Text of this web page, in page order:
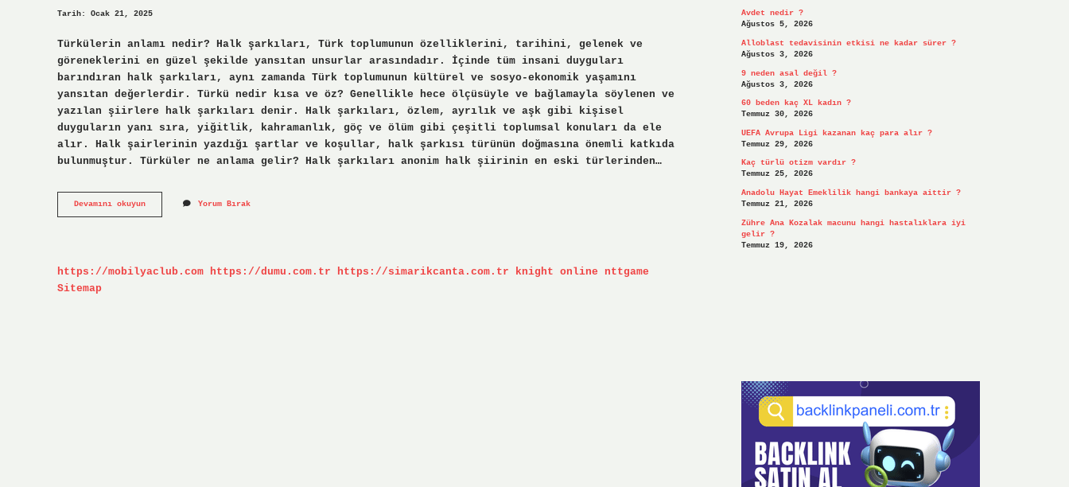
Tarih: Ocak 21, 2025
Türkülerin anlamı nedir? Halk şarkıları, Türk toplumunun özelliklerini, tarihini, gelenek ve
göreneklerini en güzel şekilde yansıtan unsurlar arasındadır. İçinde tüm insani duyguları
barındıran halk şarkıları, aynı zamanda Türk toplumunun kültürel ve sosyo-ekonomik yaşamını
yansıtan değerlerdir. Türkü nedir kısa ve öz? Genellikle hece ölçüsüyle ve bağlamayla söylenen ve
yazılan şiirlere halk şarkıları denir. Halk şarkıları, özlem, ayrılık ve aşk gibi kişisel
duyguların yanı sıra, yiğitlik, kahramanlık, göç ve ölüm gibi çeşitli toplumsal konuları da ele
alır. Halk şairlerinin yazdığı şartlar ve koşullar, halk şarkısı türünün doğmasına önemli katkıda
bulunmuştur. Türküler ne anlama gelir? Halk şarkıları anonim halk şiirinin en eski türlerinden…
Devamını okuyunTürküsünün
Anlamı
Yorum Bırak
https://mobilyaclub.com https://dumu.com.tr https://simarikcanta.com.tr knight online
nttgame
Sitemap
Avdet nedir ?
Ağustos 5, 2026
Alloblast tedavisinin etkisi ne kadar sürer ?
Ağustos 3, 2026
9 neden asal değil ?
Ağustos 3, 2026
60 beden kaç XL kadın ?
Temmuz 30, 2026
UEFA Avrupa Ligi kazanan kaç para alır ?
Temmuz 29, 2026
Kaç türlü otizm vardır ?
Temmuz 25, 2026
Anadolu Hayat Emeklilik hangi bankaya aittir ?
Temmuz 21, 2026
Zühre Ana Kozalak macunu hangi hastalıklara iyi
gelir ?
Temmuz 19, 2026